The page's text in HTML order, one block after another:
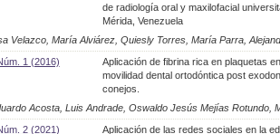
de radiología oral y maxilofacial
Mérida, Venezuela
Velazco, María Alviárez, Quiesly Torres, María Parra,
1 (2016)
Aplicación de fibrina rica en plaquetas
movilidad dental ortodóntica post
conejos.
Acosta, Luis Andrade, Oswaldo Jesús Mejías Rotundo,
2 (2021)
Aplicación de las redes sociales en la